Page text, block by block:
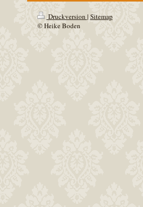
Druckversion | Sitemap
© Heike Boden